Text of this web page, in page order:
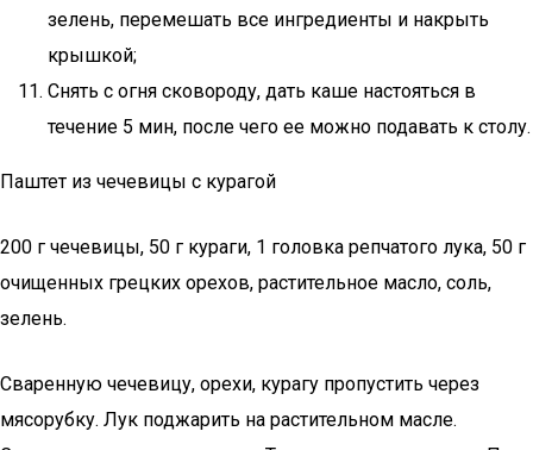
зелень, перемешать все ингредиенты и накрыть
крышкой;
Снять с огня сковороду, дать каше настояться в
течение 5 мин, после чего ее можно подавать к столу.
Паштет из чечевицы с курагой
200 г чечевицы, 50 г кураги, 1 головка репчатого лука, 50 г
очищенных грецких орехов, растительное масло, соль,
зелень.
Сваренную чечевицу, орехи, курагу пропустить через
мясорубку. Лук поджарить на растительном масле.